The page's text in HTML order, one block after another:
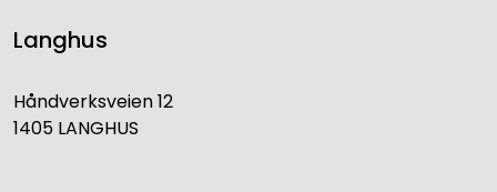
Langhus
Håndverksveien 12
1405 LANGHUS